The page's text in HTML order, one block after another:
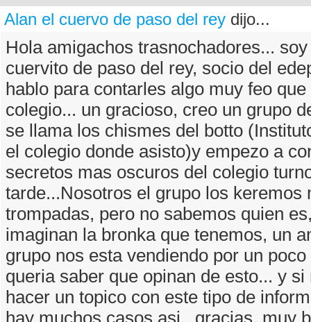
Alan el cuervo de paso del rey dijo...
Hola amigachos trasnochadores...
cuervito de paso del rey, socio del
hablo para contarles algo muy feo
colegio... un gracioso, creo un grupo
se llama los chismes del botto
el colegio donde asisto)y empezo a
secretos mas oscuros del colegio
tarde...Nosotros el grupo los keremos
trompadas, pero no sabemos quien
imaginan la bronka que tenemos, un
grupo nos esta vendiendo por un
queria saber que opinan de esto... y
hacer un topico con este tipo de